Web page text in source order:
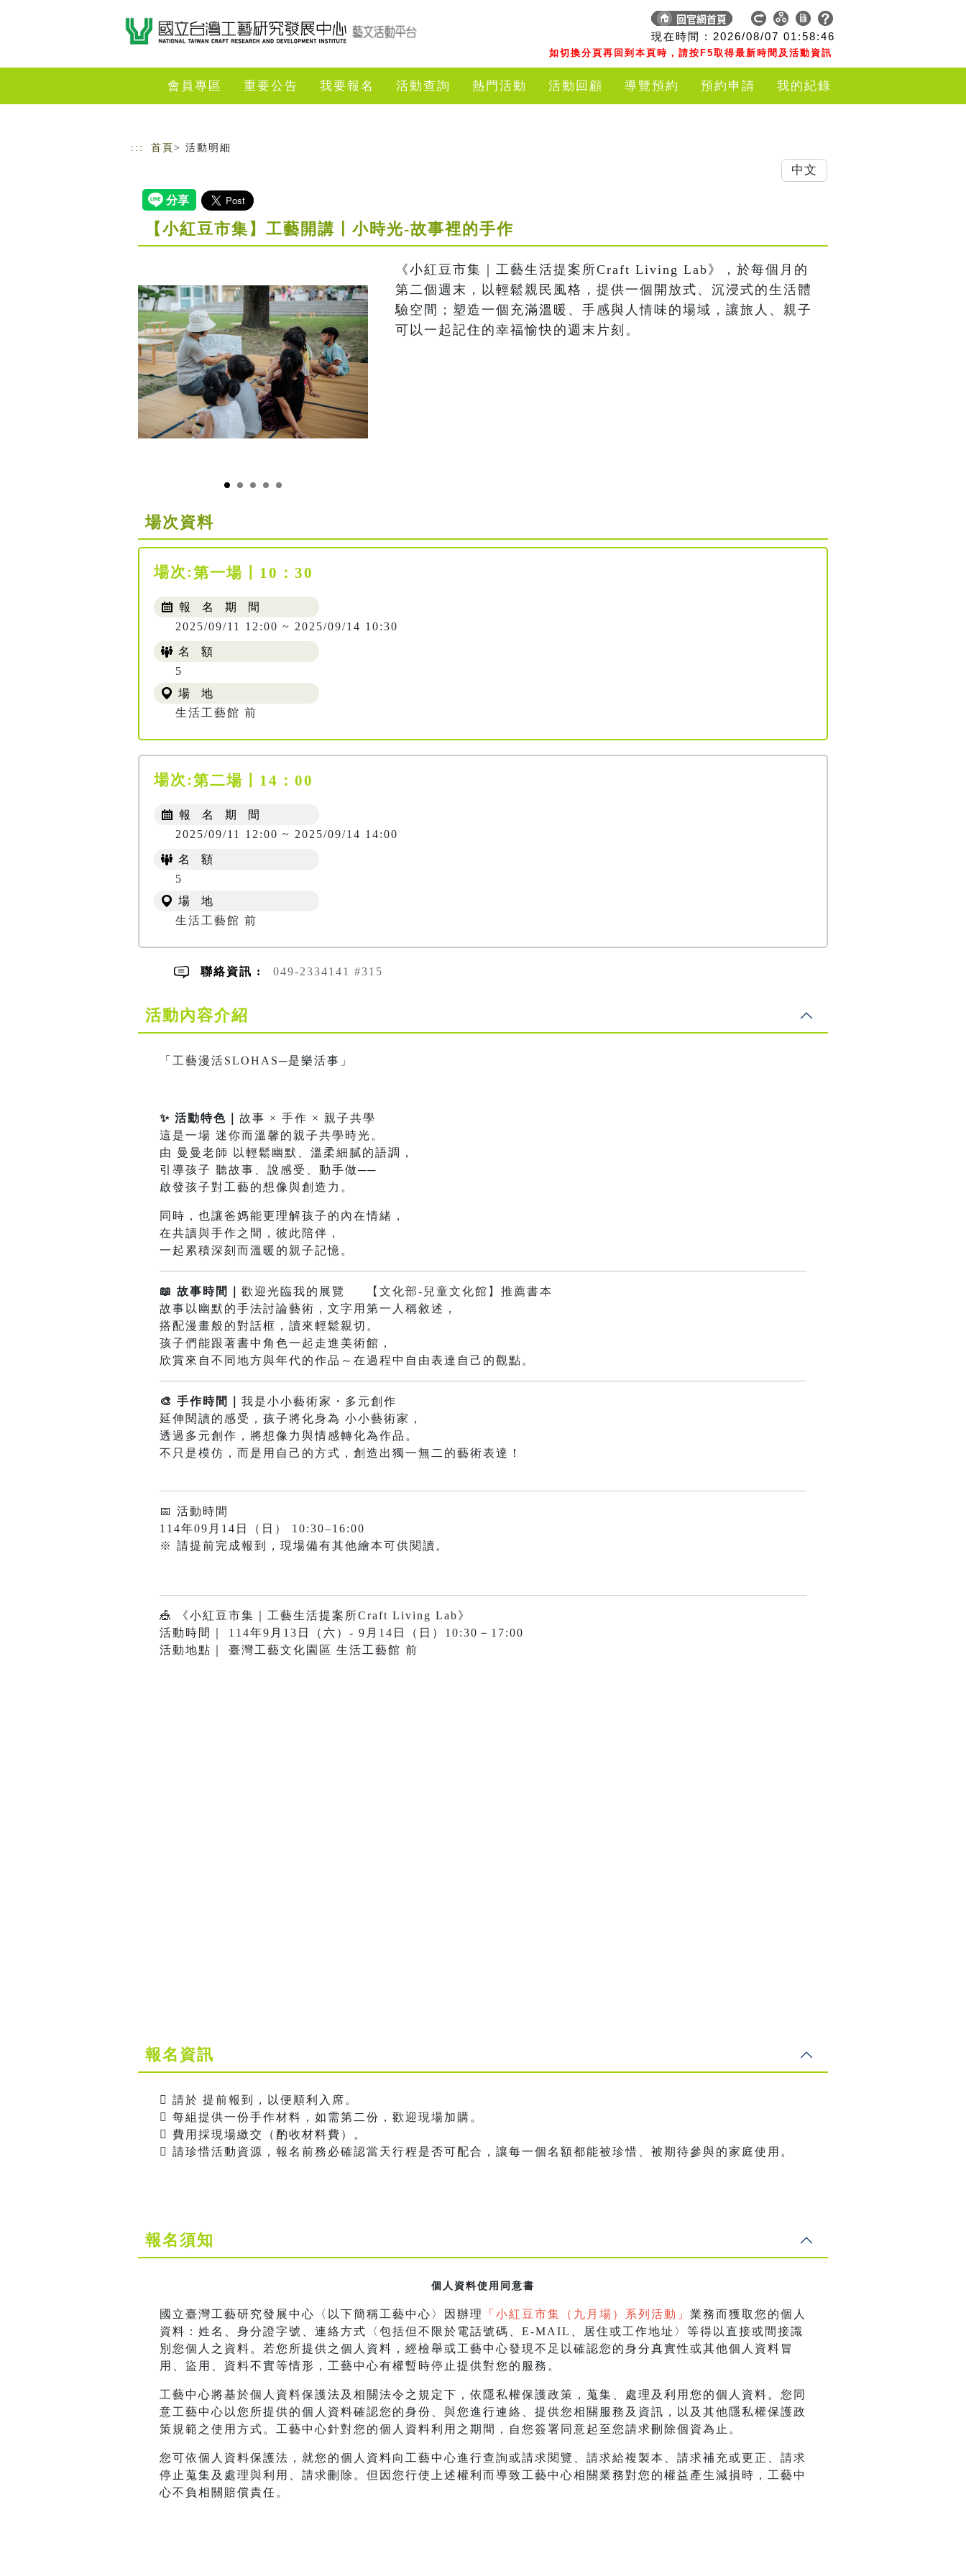
現在時間 : 2026/08/07 01:58:46
如切換分頁再回到本頁時，請按F5取得最新時間及活動資訊
會員專區 重要公告 我要報名 活動查詢 熱門活動 活動回顧 導覽預約 預約申請 我的紀錄
::: 首頁 > 活動明細
【小紅豆市集】工藝開講〡小時光-故事裡的手作
《小紅豆市集｜工藝生活提案所Craft Living Lab》，於每個月的
第二個週末，以輕鬆親民風格，提供一個開放式、沉浸式的生活體
驗空間；塑造一個充滿溫暖、手感與人情味的場域，讓旅人、親子
可以一起記住的幸福愉快的週末片刻。
場次資料
場次:第一場〡10：30
報 名 期 間
2025/09/11 12:00 ~ 2025/09/14 10:30
名 額
5
場 地
生活工藝館 前
場次:第二場〡14：00
報 名 期 間
2025/09/11 12:00 ~ 2025/09/14 14:00
名 額
5
場 地
生活工藝館 前
聯絡資訊 : 049-2334141 #315
活動內容介紹
「工藝漫活SLOHAS─是樂活事」
✨ 活動特色｜ 故事 × 手作 × 親子共學
這是一場 迷你而溫馨的親子共學時光。
由 曼曼老師 以輕鬆幽默、溫柔細膩的語調，
引導孩子 聽故事、說感受、動手做──
啟發孩子對工藝的想像與創造力。
同時，也讓爸媽能更理解孩子的內在情緒，
在共讀與手作之間，彼此陪伴，
一起累積深刻而溫暖的親子記憶。
📖 故事時間｜ 歡迎光臨我的展覽
【文化部-兒童文化館】推薦書本
故事以幽默的手法討論藝術，文字用第一人稱敘述，
搭配漫畫般的對話框，讀來輕鬆親切。
孩子們能跟著書中角色一起走進美術館，
欣賞來自不同地方與年代的作品～在過程中自由表達自己的觀點。
🎨 手作時間｜ 我是小小藝術家・多元創作
延伸閱讀的感受，孩子將化身為 小小藝術家，
透過多元創作，將想像力與情感轉化為作品。
不只是模仿，而是用自己的方式，創造出獨一無二的藝術表達！
📅 活動時間
114年09月14日（日） 10:30–16:00
※ 請提前完成報到，現場備有其他繪本可供閱讀。
🎪 《小紅豆市集｜工藝生活提案所Craft Living Lab》
活動時間｜ 114年9月13日（六）- 9月14日（日）10:30－17:00
活動地點｜ 臺灣工藝文化園區 生活工藝館 前
報名資訊
 請於 提前報到，以便順利入席。
 每組提供一份手作材料，如需第二份，歡迎現場加購。
 費用採現場繳交（酌收材料費）。
 請珍惜活動資源，報名前務必確認當天行程是否可配合，讓每一個名額都能被珍惜、被期待參與的家庭使用。
報名須知
個人資料使用同意書
國立臺灣工藝研究發展中心〈以下簡稱工藝中心〉因辦理 「 小紅豆市集（九月場）系列活動 」 業務而獲取您的個人
資料：姓名、身分證字號、連絡方式〈包括但不限於電話號碼、E-MAIL、居住或工作地址〉等得以直接或間接識
別您個人之資料。若您所提供之個人資料，經檢舉或工藝中心發現不足以確認您的身分真實性或其他個人資料冒
用、盜用、資料不實等情形，工藝中心有權暫時停止提供對您的服務。
工藝中心將基於個人資料保護法及相關法令之規定下，依隱私權保護政策，蒐集、處理及利用您的個人資料。您同
意工藝中心以您所提供的個人資料確認您的身份、與您進行連絡、提供您相關服務及資訊，以及其他隱私權保護政
策規範之使用方式。工藝中心針對您的個人資料利用之期間，自您簽署同意起至您請求刪除個資為止。
您可依個人資料保護法，就您的個人資料向工藝中心進行查詢或請求閱覽、請求給複製本、請求補充或更正、請求
停止蒐集及處理與利用、請求刪除。但因您行使上述權利而導致工藝中心相關業務對您的權益產生減損時，工藝中
心不負相關賠償責任。